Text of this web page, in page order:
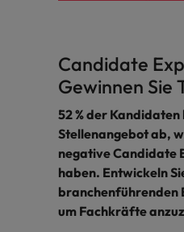
Candidate
Gewinnen Sie
52 % der Kandidaten
Stellenangebot ab,
negative Candidate
haben. Entwickeln
branchenführenden
um Fachkräfte